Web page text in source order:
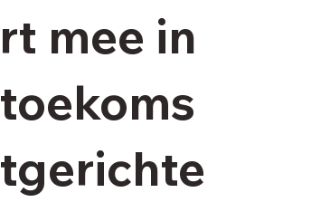
rt mee in
toekoms
tgerichte